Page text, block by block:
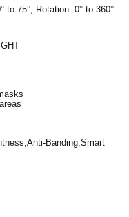
to 75°, Rotation: 0° to 360°
Banding;Smart